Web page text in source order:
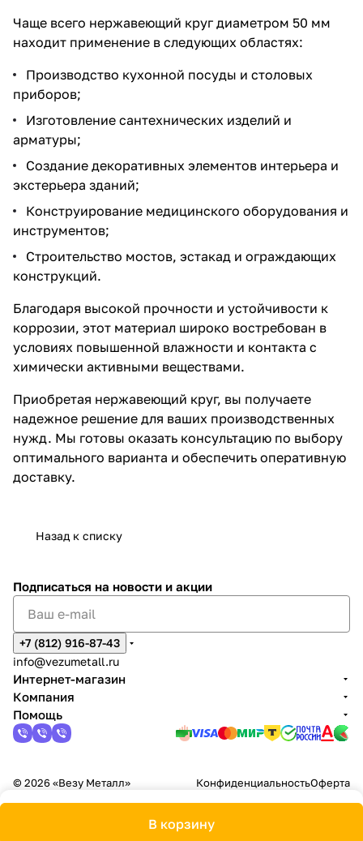
Чаще всего нержавеющий круг диаметром 50 мм
находит применение в следующих областях:
Производство кухонной посуды и столовых
приборов;
Изготовление сантехнических изделий и
арматуры;
Создание декоративных элементов интерьера и
экстерьера зданий;
Конструирование медицинского оборудования и
инструментов;
Строительство мостов, эстакад и ограждающих
конструкций.
Благодаря высокой прочности и устойчивости к
коррозии, этот материал широко востребован в
условиях повышенной влажности и контакта с
химически активными веществами.
Приобретая нержавеющий круг, вы получаете
надежное решение для ваших производственных
нужд. Мы готовы оказать консультацию по выбору
оптимального варианта и обеспечить оперативную
доставку.
Назад к списку
В корзину
Подписаться на новости и акции
+7 (812) 916-87-43
info@vezumetall.ru
Интернет-магазин
Компания
Помощь
© 2026 «Везу Металл» КонфиденциальностьОферта